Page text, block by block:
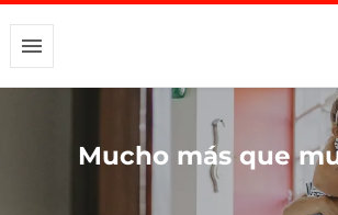
Mucho más que